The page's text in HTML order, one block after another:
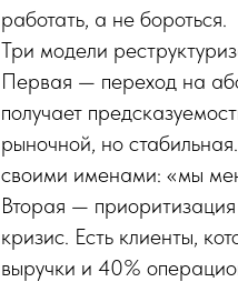
работать, а не бороться.
Три модели
Первая — переход на
получает
рыночной, но
своими именами: «мы
Вторая —
кризис. Есть клиенты,
выручки и 40%